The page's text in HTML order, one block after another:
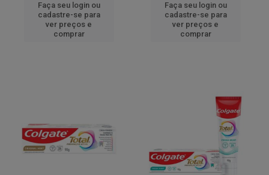
Faça seu login ou
cadastre-se para
ver preços e
comprar
Faça seu login ou
cadastre-se para
ver preços e
comprar